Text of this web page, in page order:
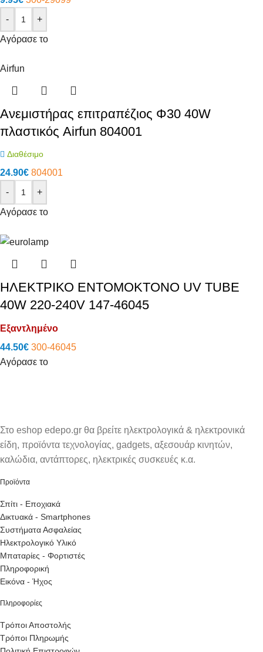
-
+
Αγόρασε το
Airfun
Ανεμιστήρας επιτραπέζιος Φ30 40W
πλαστικός Airfun 804001
Διαθέσιμο
24.90€ 804001
-
+
Αγόρασε το
ΗΛΕΚΤΡΙΚΟ ΕΝΤΟΜΟΚΤΟΝΟ UV TUBE
40W 220-240V 147-46045
Εξαντλημένο
44.50€ 300-46045
Αγόρασε το
Στο eshop edepo.gr θα βρείτε ηλεκτρολογικά & ηλεκτρονικά
είδη, προϊόντα τεχνολογίας, gadgets, αξεσουάρ κινητών,
καλώδια, αντάπτορες, ηλεκτρικές συσκευές κ.α.
Προϊόντα
Σπίτι - Εποχιακά
Δικτυακά - Smartphones
Συστήματα Ασφαλείας
Ηλεκτρολογικό Υλικό
Μπαταρίες - Φορτιστές
Πληροφορική
Εικόνα - Ήχος
Πληροφορίες
Τρόποι Αποστολής
Τρόποι Πληρωμής